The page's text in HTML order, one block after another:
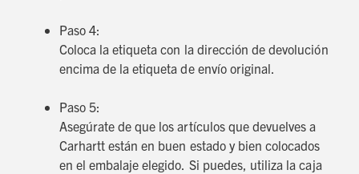
Paso 4:
Coloca la etiqueta con la dirección de devolución
encima de la etiqueta de envío original.
Paso 5:
Asegúrate de que los artículos que devuelves a
Carhartt están en buen estado y bien colocados
en el embalaje elegido. Si puedes, utiliza la caja